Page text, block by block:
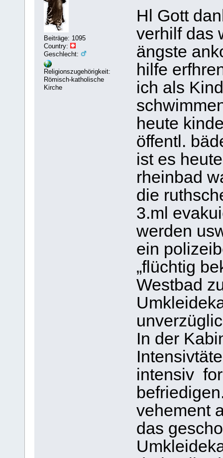
Beiträge: 1095
Country:
Geschlecht:
Religionszugehörigkeit:
Römisch-katholische
Kirche
Hl Gott
verhilf das
ängste
hilfe
ich als
heute
öffentl.
ist es
rheinbad
die
3.ml
werden
ein
„flüchtig
Westbad
In der
intensiv
vehement
das